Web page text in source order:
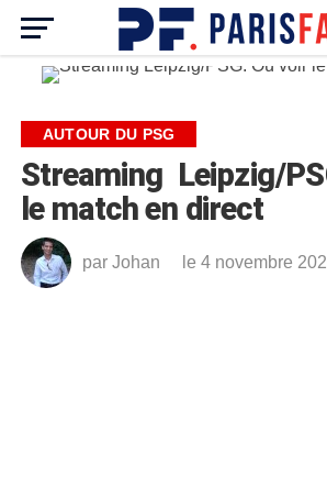
AUTOUR DU PSG
Streaming Leipzig/
le match en direct
par Johan le 4 novembre